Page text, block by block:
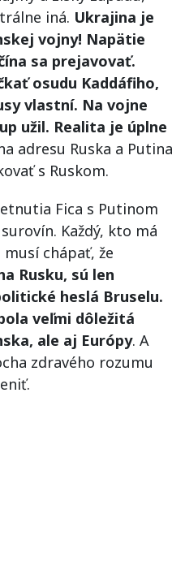
iná. Ukrajina je
vojny! Napätie
sa prejavovať.
osudu Kaddáfiho,
vlastní. Na vojne
užil. Realita je úplne
adresu Ruska a Putina
s Ruskom.
Fica s Putinom
Každý, kto má
chápať, že
Rusku, sú len
heslá Bruselu.
veľmi dôležitá
ale aj Európy. A
zdravého rozumu